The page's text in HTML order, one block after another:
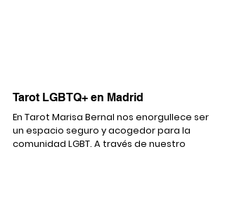
Tarot LGBTQ+ en Madrid
En Tarot Marisa Bernal nos enorgullece ser
un espacio seguro y acogedor para la
comunidad LGBT. A través de nuestro